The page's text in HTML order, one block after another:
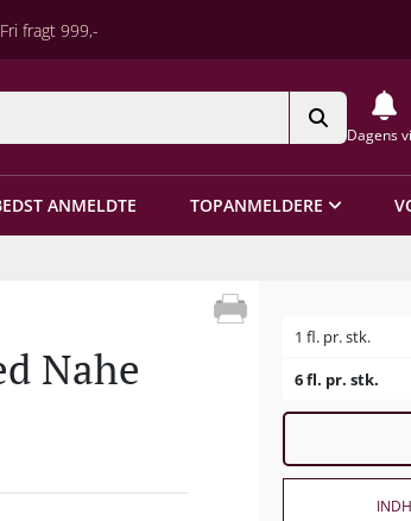
fragt 999,-
Dagens
ANMELDTE TOPANMELDERE
Nahe
1 fl. pr. stk.
6 fl. pr. stk.